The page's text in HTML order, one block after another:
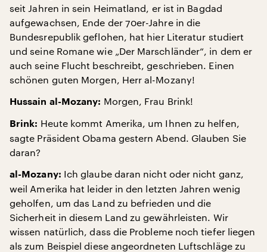
seit Jahren in sein Heimatland, er ist in Bagdad
aufgewachsen, Ende der 70er-Jahre in die
Bundesrepublik geflohen, hat hier Literatur studiert
und seine Romane wie „Der Marschländer“, in dem er
auch seine Flucht beschreibt, geschrieben. Einen
schönen guten Morgen, Herr al-Mozany!
Hussain al-Mozany: Morgen, Frau Brink!
Brink: Heute kommt Amerika, um Ihnen zu helfen,
sagte Präsident Obama gestern Abend. Glauben Sie
daran?
al-Mozany: Ich glaube daran nicht oder nicht ganz,
weil Amerika hat leider in den letzten Jahren wenig
geholfen, um das Land zu befrieden und die
Sicherheit in diesem Land zu gewährleisten. Wir
wissen natürlich, dass die Probleme noch tiefer liegen
als zum Beispiel diese angeordneten Luftschläge zu